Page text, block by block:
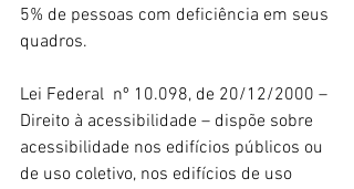
5% de pessoas com deficiência em seus
quadros.
Lei Federal  nº 10.098, de 20/12/2000 –
Direito à acessibilidade – dispõe sobre
acessibilidade nos edifícios públicos ou
de uso coletivo, nos edifícios de uso